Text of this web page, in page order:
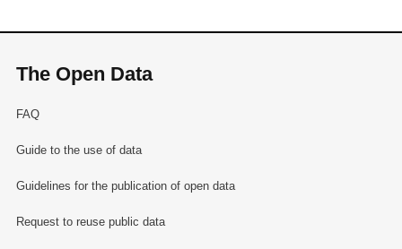
The Open Data
FAQ
Guide to the use of data
Guidelines for the publication of open data
Request to reuse public data